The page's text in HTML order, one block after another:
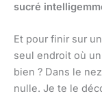
sucré
Et pour finir sur
seul endroit où
bien ? Dans le
nulle. Je te le